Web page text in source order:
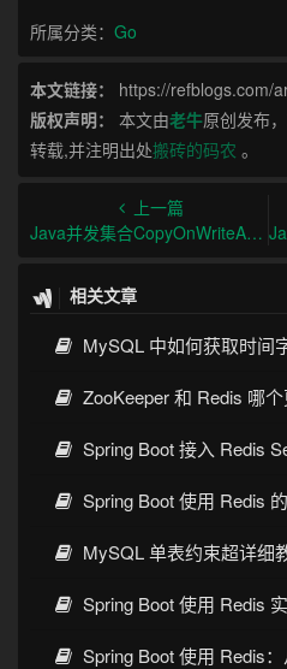
所属分类： Go
本文链接：
https://refblogs.com/
版权声明：
本文由老牛原创发布
转载,并注明出处搬砖的码农 。
上一篇
Java并发集合CopyOnWriteArrayList与synchronizedList对比
相关文章
MySQL 中如何获取时间
ZooKeeper 和 Redis 哪个更好？从分布
Spring Boot 接入 Redis
Spring Boot 使用 Redis 的实战写法：配置
MySQL 单表约束超详细教程：主键、非
Spring Boot 使用 Redis
Spring Boot 使用 Redis：从接